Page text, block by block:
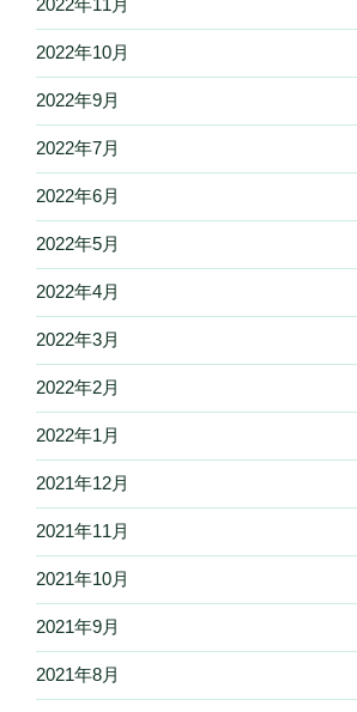
2022年11月
2022年10月
2022年9月
2022年7月
2022年6月
2022年5月
2022年4月
2022年3月
2022年2月
2022年1月
2021年12月
2021年11月
2021年10月
2021年9月
2021年8月